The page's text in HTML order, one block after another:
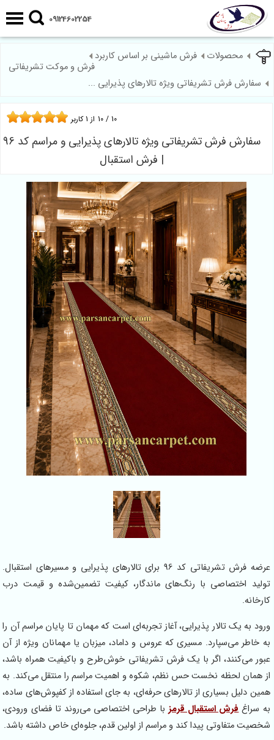
09124602254
محصولات فرش ماشینی بر اساس کاربرد
فرش و موکت تشریفاتی
سفارش فرش تشریفاتی ویژه تالارهای پذیرایی ...
سفارش فرش تشریفاتی ویژه تالارهای پذیرایی و مراسم کد 96
| فرش استقبال
10 / 10 از 1کاربر
عرضه فرش تشریفاتی کد 96 برای تالارهای پذیرایی و مسیرهای استقبال.
تولید اختصاصی با رنگ‌های ماندگار، کیفیت تضمین‌شده و قیمت درب
کارخانه.
ورود به یک تالار پذیرایی، آغاز تجربه‌ای است که مهمان تا پایان مراسم آن را
به خاطر می‌سپارد. مسیری که عروس و داماد، میزبان یا مهمانان ویژه از آن
عبور می‌کنند، اگر با یک فرش تشریفاتی خوش‌طرح و باکیفیت همراه باشد،
از همان لحظه نخست حس نظم، شکوه و اهمیت مراسم را منتقل می‌کند. به
همین دلیل بسیاری از تالارهای حرفه‌ای، به جای استفاده از کفپوش‌های ساده،
به سراغفرش استقبال قرمزبا طراحی اختصاصی می‌روند تا فضای ورودی،
شخصیت متفاوتی پیدا کند و مراسم از اولین قدم، جلوه‌ای خاص داشته باشد.